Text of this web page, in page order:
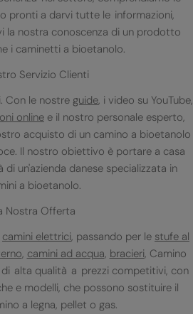
pronti a darvi tutte le informazioni,
la nostra conoscenza di un prodotto
i caminetti a bioetanolo.
Servizio Clienti
Con le nostre guide, i video su YouTube,
online e il nostro personale esperto,
acquisto di un camino a bioetanolo
Il nostro obiettivo è portare a casa
un'azienda danese specializzata in
a bioetanolo.
Nostra Offerta
camini elettrici, passando per le stufe al
, camini ad acqua, bracieri, Camino
alta qualità a prezzi competitivi, con
e modelli, che possono sostituire il
a legna, pellet o gas.